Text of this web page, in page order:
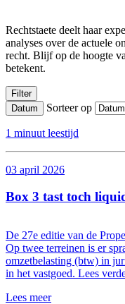
Rechtstaete deelt haar
analyses over de actuele
recht. Blijf op de hoogte
betekent.
Filter
Datum
Sorteer op
1 minuut leestijd
03 april 2026
Box 3 tast toch
De 27e editie van de
Op twee terreinen is er
omzetbelasting (btw) in
in het vastgoed. Lees
Lees meer